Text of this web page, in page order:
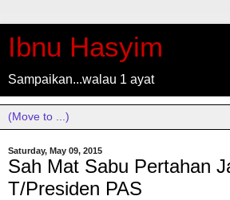
Ibnu Hasyim
Sampaikan...walau 1 ayat
Saturday, May 09, 2015
Sah Mat Sabu Pertahan
T/Presiden PAS